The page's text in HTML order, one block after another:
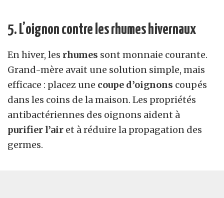
5. L’oignon contre les rhumes hivernaux
En hiver, les rhumes sont monnaie courante.
Grand-mère avait une solution simple, mais
efficace : placez une coupe d’oignons coupés
dans les coins de la maison. Les propriétés
antibactériennes des oignons aident à
purifier l’air et à réduire la propagation des
germes.